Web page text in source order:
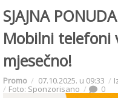
SJAJNA
Mobilni telefoni
mjesečno!
Promo 07.10.2025. u 09:33
Foto: Sponzorisano 0